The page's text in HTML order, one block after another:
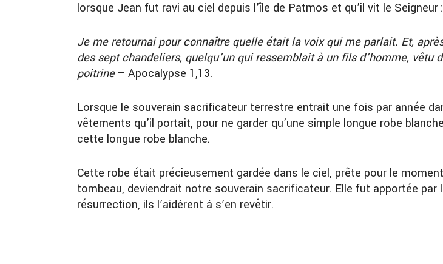
lorsque Jean fut ravi au ciel depuis l’île de Patmos et qu’il vit le Seigneur :
Je me retournai pour connaître quelle était la voix qui me parlait. Et,
des sept chandeliers, quelqu’un qui ressemblait à un fils d’homme, vêtu
poitrine– Apocalypse 1,13.
Lorsque le souverain sacrificateur terrestre entrait une fois par année
vêtements qu’il portait, pour ne garder qu’une simple longue robe
cette longue robe blanche.
Cette robe était précieusement gardée dans le ciel, prête pour le
tombeau, deviendrait notre souverain sacrificateur. Elle fut apportée
résurrection, ils l’aidèrent à s’en revêtir.